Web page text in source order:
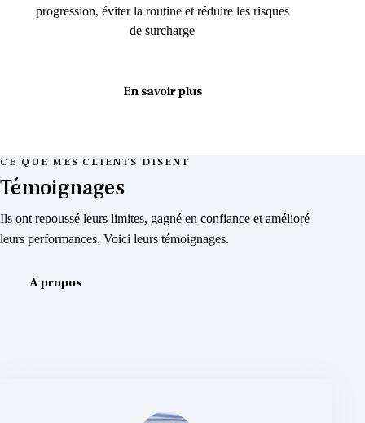
progression, éviter la routine et réduire les risques
de surcharge
En savoir plus
CE QUE MES CLIENTS DISENT
Témoignages
Ils ont repoussé leurs limites, gagné en confiance et amélioré
leurs performances. Voici leurs témoignages.
A propos